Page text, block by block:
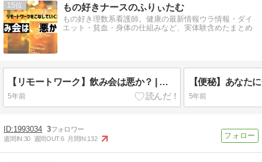
15 もの好きナースのふりぃたむ
もの好き理数系看護師。健康の最新情報ウラ情報・ダイ
エット・貧血・身体の仕組みなど、実体験含めたまとめ
【リモートワーク】飲み会は悪か？ | 仕事で成果をあげるチームとは？
5年前 5年前
1993034 3
週間IN:30 週間OUT:6 月間IN:132